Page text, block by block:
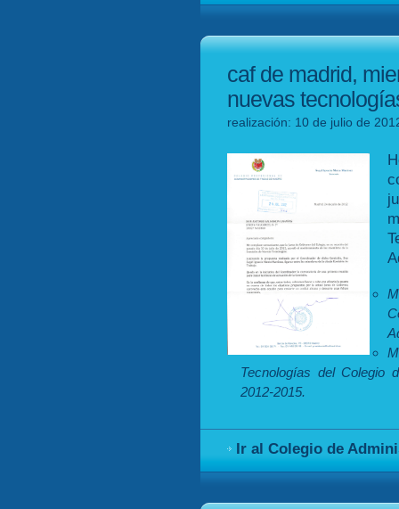
caf de madrid,
nuevas
realización: 10 de julio de
Tecnologías del Colegio
2012-2015.
Ir al Colegio de